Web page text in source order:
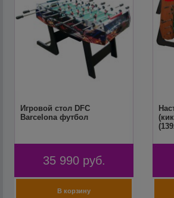
Игровой стол DFC
Barcelona футбол
35 990 руб.